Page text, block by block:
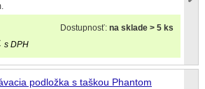
Dostupnosť:na sklade > 5 ks
s DPH
podložka s taškou Phantom